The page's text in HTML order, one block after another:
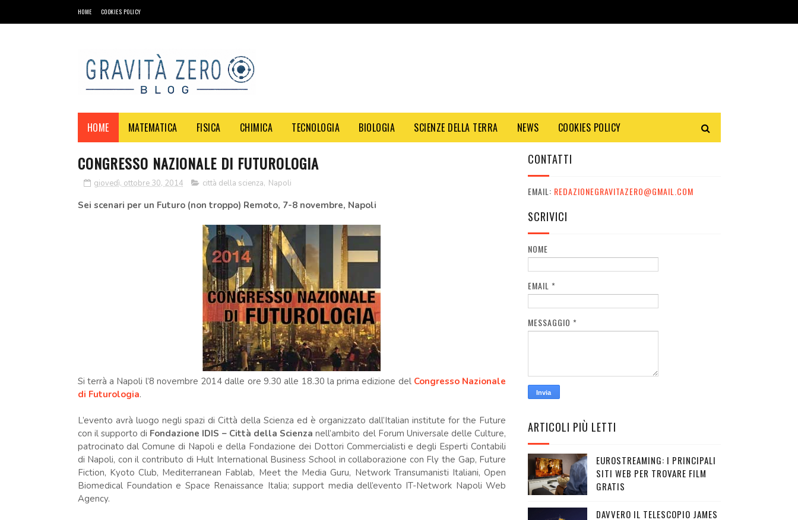
HOME COOKIES POLICY
HOME MATEMATICA FISICA CHIMICA TECNOLOGIA BIOLOGIA SCIENZE DELLA TERRA NEWS COOKIES POLICY
CONGRESSO NAZIONALE DI FUTUROLOGIA
giovedì, ottobre 30, 2014 città della scienza, Napoli
Sei scenari per un Futuro (non troppo) Remoto, 7-8 novembre, Napoli
Si terrà a Napoli l’8 novembre 2014 dalle ore 9.30 alle 18.30 la prima edizione del Congresso Nazionale
di Futurologia.
L’evento avrà luogo negli spazi di Città della Scienza ed è organizzato dall’Italian institute for the Future
con il supporto di Fondazione IDIS – Città della Scienzanell’ambito del Forum Universale delle Culture,
patrocinato dal Comune di Napoli e della Fondazione dei Dottori Commercialisti e degli Esperti Contabili
di Napoli, con il contributo di Hult International Business School in collaborazione con Fly the Gap, Future
Fiction, Kyoto Club, Mediterranean Fablab, Meet the Media Guru, Network Transumanisti Italiani, Open
Biomedical Foundation e Space Renaissance Italia; support media dell’evento IT-Network Napoli Web
Agency.
CONTATTI
EMAIL: REDAZIONEGRAVITAZERO@GMAIL.COM
SCRIVICI
NOME
EMAIL *
MESSAGGIO *
ARTICOLI PIÙ LETTI
EUROSTREAMING: I PRINCIPALI
SITI WEB PER TROVARE FILM
GRATIS
DAVVERO IL TELESCOPIO JAMES